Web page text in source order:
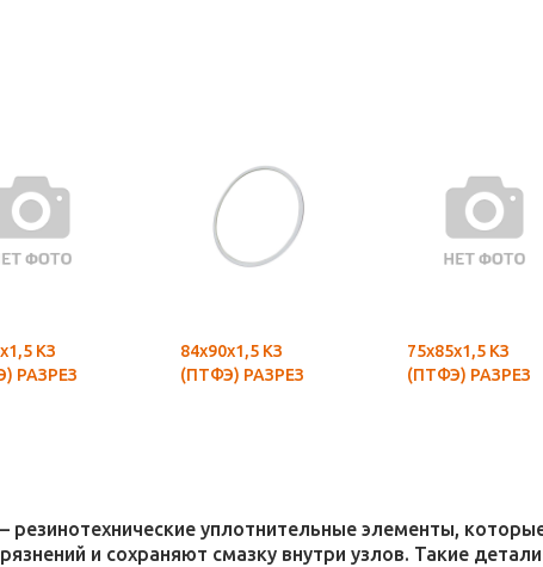
КЗ
РАЗРЕЗ
84х90х1,5 КЗ
(ПТФЭ) РАЗРЕЗ
75х85х1,5 КЗ
(ПТФЭ) РАЗРЕЗ
резинотехнические уплотнительные элементы,
и сохраняют смазку внутри узлов. Такие